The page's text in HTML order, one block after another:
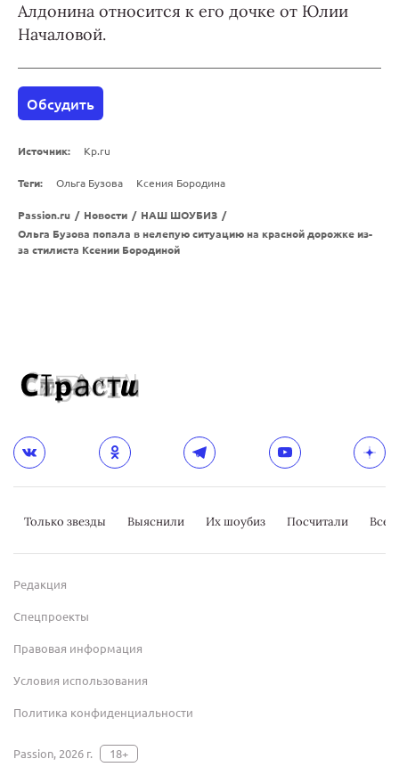
Алдонина относится к его дочке от Юлии
Началовой.
Обсудить
Источник: Kp.ru
Теги: Ольга Бузова Ксения Бородина
Passion.ru / Новости / НАШ ШОУБИЗ /
Ольга Бузова попала в нелепую ситуацию на красной дорожке из-
за стилиста Ксении Бородиной
Только звезды Выяснили Их шоубиз Посчитали
Редакция
Спецпроекты
Правовая информация
Условия использования
Политика конфиденциальности
Passion, 2026 г. 18+